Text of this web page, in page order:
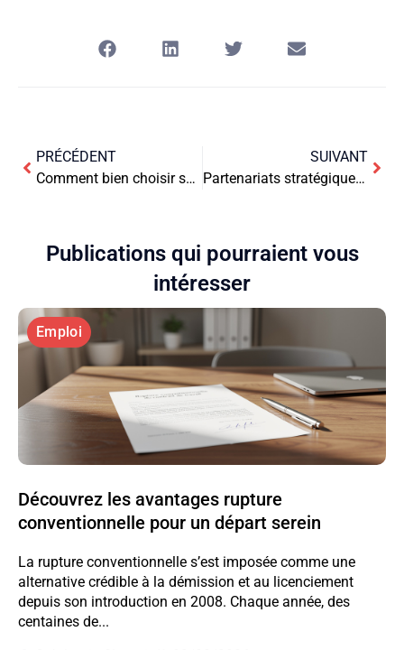
PRÉCÉDENT
Comment bien choisir son T-shirt publicitaire ?
SUIVANT
Partenariats stratégiques et espaces de coworking : une synergie essentielle pour le développement
Publications qui pourraient vous
intéresser
Emploi
Découvrez les avantages rupture
conventionnelle pour un départ serein
La rupture conventionnelle s’est imposée comme une
alternative crédible à la démission et au licenciement
depuis son introduction en 2008. Chaque année, des
centaines de...